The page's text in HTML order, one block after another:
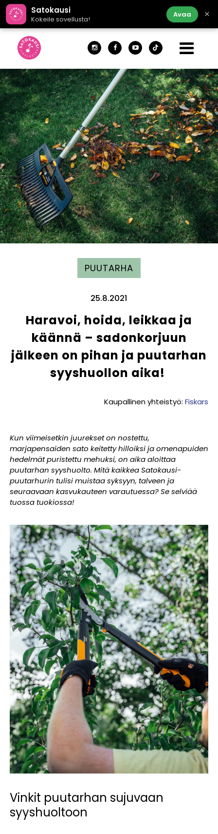
Satokausi
Kokeile sovellusta!
Avaa ×
PUUTARHA
25.8.2021
Haravoi, hoida, leikkaa ja
käännä – sadonkorjuun
jälkeen on pihan ja puutarhan
syyshuollon aika!
Kaupallinen yhteistyö: Fiskars
Kun viimeisetkin juurekset on nostettu,
marjapensaiden sato keitetty hilloiksi ja omenapuiden
hedelmät puristettu mehuksi, on aika aloittaa
puutarhan syyshuolto. Mitä kaikkea Satokausi-
puutarhurin tulisi muistaa syksyyn, talveen ja
seuraavaan kasvukauteen varautuessa? Se selviää
tuossa tuokiossa!
Vinkit puutarhan sujuvaan
syyshuoltoon